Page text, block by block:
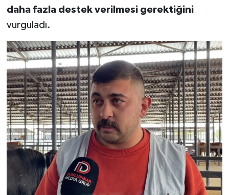
daha fazla destek verilmesi gerektiğini
vurguladı.